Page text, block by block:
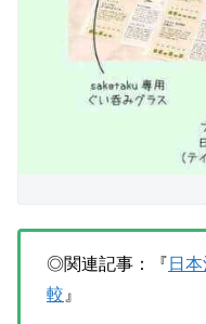
◎関連記事：『 日
較 』